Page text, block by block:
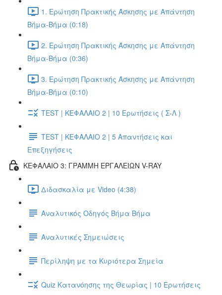
1. Ερώτηση Πρακτικής Άσκησης με Απάντηση
Βήμα-Βήμα (0:18)
2. Ερώτηση Πρακτικής Άσκησης με Απάντηση
Βήμα-Βήμα (0:36)
3. Ερώτηση Πρακτικής Άσκησης με Απάντηση
Βήμα-Βήμα (0:10)
TEST | ΚΕΦΑΛΑΙΟ 2 | 10 Ερωτήσεις ( Σ-Λ )
TEST | ΚΕΦΑΛΑΙΟ 2 | 5 Απαντήσεις και
Επεξηγήσεις
ΚΕΦΑΛΑΙΟ 3: ΓΡΑΜΜΗ ΕΡΓΑΛΕΙΩΝ V-RAY
Διδασκαλία με Video (4:38)
Αναλυτικός Οδηγός Βήμα Βήμα
Αναλυτικές Σημειώσεις
Περίληψη με τα Κυριότερα Σημεία
Quiz Κατανόησης της Θεωρίας | 10 Ερωτήσεις